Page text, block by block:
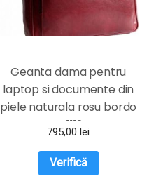
Geanta dama pentru
laptop si documente din
piele naturala rosu bordo
DFS1112D
795,00lei
Verifică